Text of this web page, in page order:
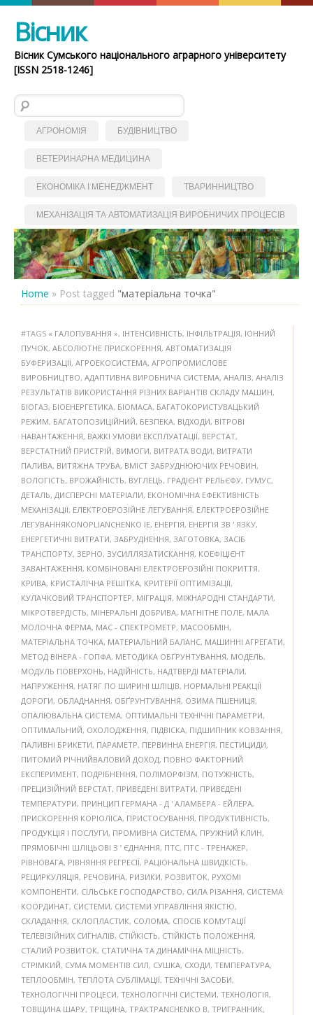
Вісник
Вісник Сумського національного аграрного університету
[ISSN 2518-1246]
Пошук:
АГРОНОМІЯ БУДІВНИЦТВО
ВЕТЕРИНАРНА МЕДИЦИНА
ЕКОНОМІКА І МЕНЕДЖМЕНТ ТВАРИННИЦТВО
МЕХАНІЗАЦІЯ ТА АВТОМАТИЗАЦІЯ ВИРОБНИЧИХ ПРОЦЕСІВ
Home » Post tagged "матеріальна точка"
#TAGS « ГАЛОПУВАННЯ », ІНТЕНСИВНІСТЬ, ІНФІЛЬТРАЦІЯ, ІОННИЙ
ПУЧОК, АБСОЛЮТНЕ ПРИСКОРЕННЯ, АВТОМАТИЗАЦІЯ
БУФЕРИЗАЦІЇ, АГРОЕКОСИСТЕМА, АГРОПРОМИСЛОВЕ
ВИРОБНИЦТВО, АДАПТИВНА ВИРОБНИЧА СИСТЕМА, АНАЛІЗ, АНАЛІЗ
РЕЗУЛЬТАТІВ ВИКОРИСТАННЯ РІЗНИХ ВАРІАНТІВ СКЛАДУ МАШИН,
БІОГАЗ, БІОЕНЕРГЕТИКА, БІОМАСА, БАГАТОКОРИСТУВАЦЬКИЙ
РЕЖИМ, БАГАТОПОЗИЦІЙНИЙ, БЕЗПЕКА, ВІДХОДИ, ВІТРОВІ
НАВАНТАЖЕННЯ, ВАЖКІ УМОВИ ЕКСПЛУАТАЦІЇ, ВЕРСТАТ,
ВЕРСТАТНИЙ ПРИСТРІЙ, ВИМОГИ, ВИТРАТА ВОДИ, ВИТРАТИ
ПАЛИВА, ВИТЯЖНА ТРУБА, ВМІСТ ЗАБРУДНЮЮЧИХ РЕЧОВИН,
ВОЛОГІСТЬ, ВРОЖАЙНІСТЬ, ВУГЛЕЦЬ, ГРАДІЄНТ РЕЛЬЄФУ, ГУМУС,
ДЕТАЛЬ, ДИСПЕРСНІ МАТЕРІАЛИ, ЕКОНОМІЧНА ЕФЕКТИВНІСТЬ
МЕХАНІЗАЦІЇ, ЕЛЕКТРОЕРОЗІЙНЕ ЛЕГУВАННЯ, ЕЛЕКТРОЕРОЗІЙНЕ
ЛЕГУВАННЯKONOPLIANCHENKO IE, ЕНЕРГІЯ, ЕНЕРГІЯ ЗВ ' ЯЗКУ,
ЕНЕРГЕТИЧНІ ВИТРАТИ, ЗАБРУДНЕННЯ, ЗАГОТОВКА, ЗАСІБ
ТРАНСПОРТУ, ЗЕРНО, ЗУСИЛЛЯЗАТИСКАННЯ, КОЕФІЦІЄНТ
ЗАВАНТАЖЕННЯ, КОМБІНОВАНІ ЕЛЕКТРОЕРОЗІЙНІ ПОКРИТТЯ,
КРИВА, КРИСТАЛІЧНА РЕШІТКА, КРИТЕРІЇ ОПТИМІЗАЦІЇ,
КУЛАЧКОВИЙ ТРАНСПОРТЕР, МІГРАЦІЯ, МІЖНАРОДНІ СТАНДАРТИ,
МІКРОТВЕРДІСТЬ, МІНЕРАЛЬНІ ДОБРИВА, МАГНІТНЕ ПОЛЕ, МАЛА
МОЛОЧНА ФЕРМА, МАС - СПЕКТРОМЕТР, МАСООБМІН,
МАТЕРІАЛЬНА ТОЧКА, МАТЕРІАЛЬНИЙ БАЛАНС, МАШИННІ АГРЕГАТИ,
МЕТОД ВІНЕРА - ГОПФА, МЕТОДИКА ОБҐРУНТУВАННЯ, МОДЕЛЬ,
МОДУЛЬ ПОВЕРХОНЬ, НАДІЙНІСТЬ, НАДТВЕРДІ МАТЕРІАЛИ,
НАПРУЖЕННЯ, НАТЯГ ПО ШИРИНІ ШЛІЦІВ, НОРМАЛЬНІ РЕАКЦІЇ
ДОРОГИ, ОБЛАДНАННЯ, ОБҐРУНТУВАННЯ, ОЗИМА ПШЕНИЦЯ,
ОПАЛЮВАЛЬНА СИСТЕМА, ОПТИМАЛЬНІ ТЕХНІЧНІ ПАРАМЕТРИ,
ОПТИМАЛЬНИЙ, ОХОЛОДЖЕННЯ, ПІДВІСКА, ПІДШИПНИК КОВЗАННЯ,
ПАЛИВНІ БРИКЕТИ, ПАРАМЕТР, ПЕРВИННА ЕНЕРГІЯ, ПЕСТИЦИДИ,
ПИТОМИЙ РІЧНИЙВАЛОВИЙ ДОХОД, ПОВНО ФАКТОРНИЙ
ЕКСПЕРИМЕНТ, ПОДРІБНЕННЯ, ПОЛІМОРФІЗМ, ПОТУЖНІСТЬ,
ПРЕЦИЗІЙНИЙ ВЕРСТАТ, ПРИВЕДЕНІ ВИТРАТИ, ПРИВЕДЕНІ
ТЕМПЕРАТУРИ, ПРИНЦИП ГЕРМАНА - Д ' АЛАМБЕРА - ЕЙЛЕРА,
ПРИСКОРЕННЯ КОРІОЛІСА, ПРИСТОСУВАННЯ, ПРОДУКТИВНІСТЬ,
ПРОДУКЦІЯ І ПОСЛУГИ, ПРОМИВНА СИСТЕМА, ПРУЖНИЙ КЛИН,
ПРЯМОБІЧНІ ШЛІЦЬОВІ З ’ ЄДНАННЯ, ПТС, ПТС - ТРЕНАЖЕР,
РІВНОВАГА, РІВНЯННЯ РЕГРЕСІЇ, РАЦІОНАЛЬНА ШВИДКІСТЬ,
РЕЦИРКУЛЯЦІЯ, РЕЧОВИНА, РИЗИКИ, РОЗВИТОК, РУХОМІ
КОМПОНЕНТИ, СІЛЬСЬКЕ ГОСПОДАРСТВО, СИЛА РІЗАННЯ, СИСТЕМА
КООРДИНАТ, СИСТЕМИ, СИСТЕМИ УПРАВЛІННЯ ЯКІСТЮ,
СКЛАДАННЯ, СКЛОПЛАСТИК, СОЛОМА, СПОСІБ КОМУТАЦІЇ
ТЕЛЕВІЗІЙНИХ СИГНАЛІВ, СТІЙКІСТЬ, СТІЙКІСТЬ ПОЛОЖЕННЯ,
СТАЛИЙ РОЗВИТОК, СТАТИЧНА ТА ДИНАМІЧНА МІЦНІСТЬ,
СТРІМКИЙ, СУМА МОМЕНТІВ СИЛ, СУШКА, СХОДИ, ТЕМПЕРАТУРА,
ТЕПЛООБМІН, ТЕПЛОТА СУБЛІМАЦІЇ, ТЕХНІЧНІ ЗАСОБИ,
ТЕХНОЛОГІЧНІ ПРОЦЕСИ, ТЕХНОЛОГІЧНІ СИСТЕМИ, ТЕХНОЛОГІЯ,
ТОВЩИНА ШАРУ, ТРІЩИНА, ТРАКТPANCHENKO B, ТРИГРАННИК,